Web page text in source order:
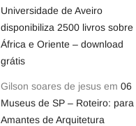
Universidade de Aveiro
disponibiliza 2500 livros sobre
África e Oriente – download
grátis
Gilson soares de jesus em 06
Museus de SP – Roteiro: para
Amantes de Arquitetura